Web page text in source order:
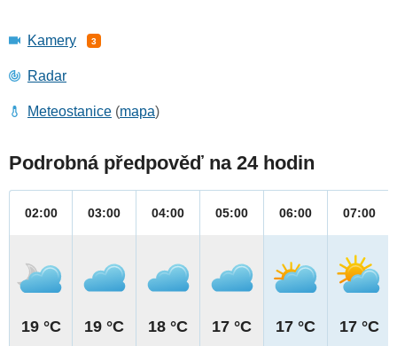
Kamery 3
Radar
Meteostanice (mapa)
Podrobná předpověď na 24 hodin
02:00
19 °C
03:00
19 °C
04:00
18 °C
05:00
17 °C
06:00
17 °C
07:00
17 °C